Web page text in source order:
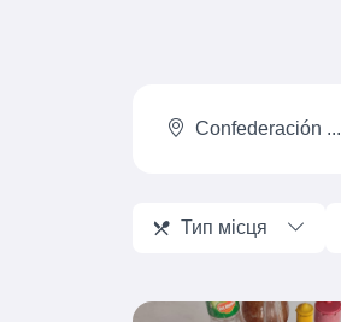
Confederación ...
Тип місця